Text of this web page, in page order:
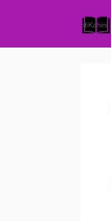
content